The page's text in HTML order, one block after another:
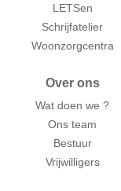
LETSen
Schrijfatelier
Woonzorgcentra
Over ons
Wat doen we ?
Ons team
Bestuur
Vrijwilligers